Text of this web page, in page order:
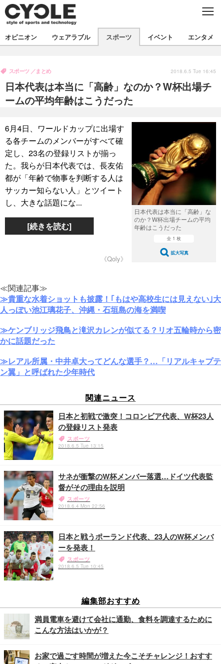
C
E
製品/用品
衣類
飲食
バックナンバー
コラム
インプレ
ボイス
デバイス
ビジネス
国内
スポーツ
選手
動画
試乗会
ツアー
文化
芸能
出版／映画
話題
ファッション
デザイン
写真
動画
ライフ
社会
政治
ハウツー
オピニオン ウェアラブル スポーツ イベント エンタメ
日本代表は本当に「高齢」なのか？W杯出場チ
ームの平均年齢はこうだった
スポーツ まとめ 2018.6.5 Tue 16:45
日本代表は本当に「高齢」な
のか？W杯出場チームの平均
年齢はこうだった
全 1 枚
拡大写真
6月4日、ワールドカップに出場す
る各チームのメンバーがすべて確
定し、23名の登録リストが揃っ
た。我らが日本代表では、長友佑
都が「年齢で物事を判断する人は
サッカー知らない人」とツイート
し、大きな話題にな...
[続きを読む]
《Qoly》
≪関連記事≫
≫貴重な水着ショットも披露！｢もはや高校生には見えない｣大
人っぽい池江璃花子、沖縄・石垣島の海を満喫
≫ケンブリッジ飛鳥と滝沢カレンが似てる？リオ五輪時から密
かに話題だった
≫レアル所属・中井卓大ってどんな選手？…「リアルキャプテ
ン翼」と呼ばれた少年時代
関連ニュース
日本と初戦で激突！コロンビア代表、W杯23人
の登録リスト発表
スポーツ
2018.6.5 Tue 13:15
サネが衝撃のW杯メンバー落選…ドイツ代表監
督がその理由を説明
スポーツ
2018.6.4 Mon 22:56
日本と戦うポーランド代表、23人のW杯メンバ
ーを発表！
スポーツ
2018.6.5 Tue 10:45
編集部おすすめ
満員電車を避けて会社に通勤、食料を調達するために
こんな方法はいかが？
お家で過ごす時間が増えた今こそチャレンジ！おすす